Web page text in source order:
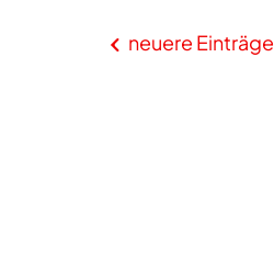
neuere Einträge